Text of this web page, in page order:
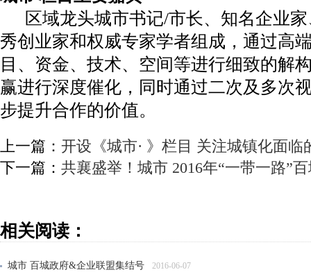
区域龙头城市书记/市长、知名企业家
秀创业家和权威专家学者组成，通过高
目、资金、技术、空间等进行细致的解
赢进行深度催化，同时通过二次及多次
步提升合作的价值。
上一篇： 开设《城市· 》栏目 关注城镇化面临
下一篇： 共襄盛举！城市 2016年“一带一路”
相关阅读：
城市 百城政府&企业联盟集结号 2016-06-07